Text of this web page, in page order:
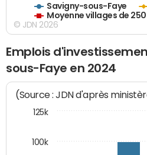
Savigny-sous-Faye
Moyenne villages de
© JDN 2026
Emplois
sous-Faye en 2024
(Source : JDN d'après
100k
125k